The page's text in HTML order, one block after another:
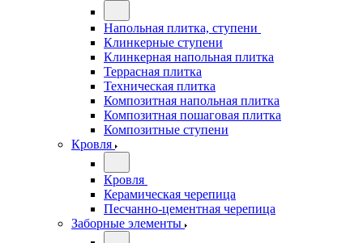
Напольная плитка, ступени
Клинкерные ступени
Клинкерная напольная плитка
Террасная плитка
Техническая плитка
Композитная напольная плитка
Композитная пошаговая плитка
Композитные ступени
Кровля
Кровля
Керамическая черепица
Песчанно-цементная черепица
Заборные элементы